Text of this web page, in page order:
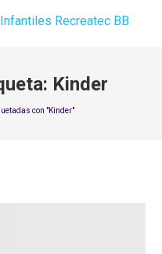
Kinder
con "Kinder"